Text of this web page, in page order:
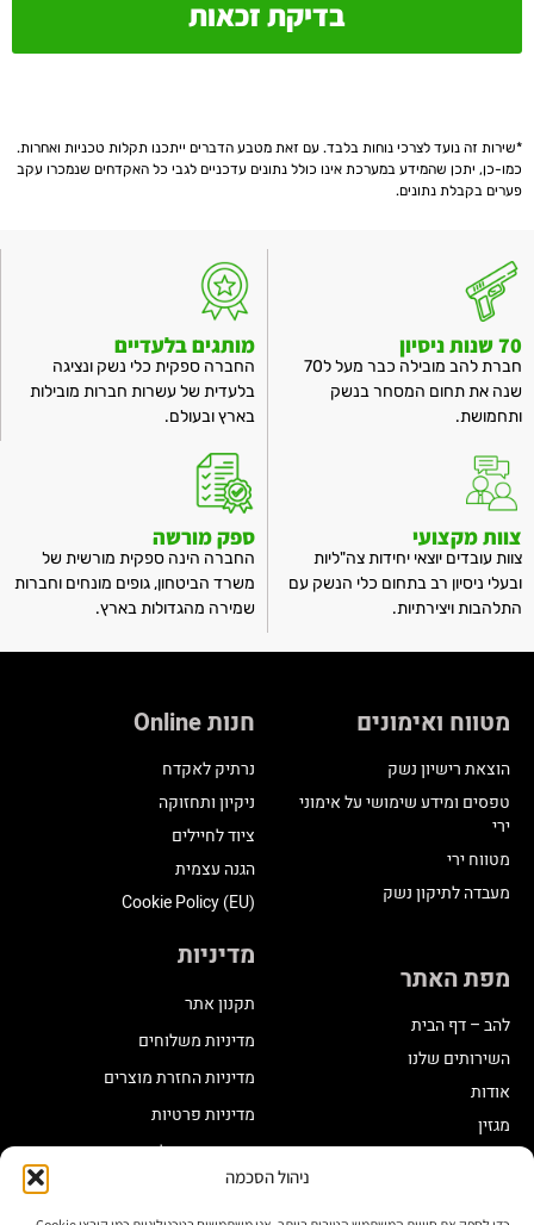
ניהול הסכמה
בדיקת זכאות
*שירות זה נועד לצרכי נוחות בלבד. עם זאת מטבע הדברים ייתכנו תקלות טכניות ואחרות.
כמו-כן, יתכן שהמידע במערכת אינו כולל נתונים עדכניים לגבי כל האקדחים שנמכרו עקב
פערים בקבלת נתונים.
70 שנות ניסיון
חברת להב מובילה כבר מעל ל70
שנה את תחום המסחר בנשק
ותחמושת.
מותגים בלעדיים
החברה ספקית כלי נשק ונציגה
בלעדית של עשרות חברות מובילות
בארץ ובעולם.
צוות מקצועי
צוות עובדים יוצאי יחידות צה"ליות
ובעלי ניסיון רב בתחום כלי הנשק עם
התלהבות ויצירתיות.
ספק מורשה
החברה הינה ספקית מורשית של
משרד הביטחון, גופים מונחים וחברות
שמירה מהגדולות בארץ.
מטווח ואימונים
הוצאת רישיון נשק
טפסים ומידע שימושי על אימוני
ירי
מטווח ירי
מעבדה לתיקון נשק
חנות Online
נרתיק לאקדח
ניקיון ותחזוקה
ציוד לחיילים
הגנה עצמית
Cookie Policy (EU)
מפת האתר
להב – דף הבית
השירותים שלנו
אודות
מגזין
מדיניות
תקנון אתר
מדיניות משלוחים
מדיניות החזרת מוצרים
מדיניות פרטיות
תקנון מועדון לקוחות
הצהרת נגישות